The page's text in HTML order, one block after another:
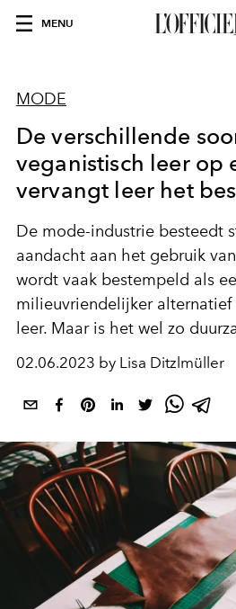
MENU
MODE
De verschillende
veganistisch leer op
vervangt leer het
De mode-industrie besteedt
aandacht aan het gebruik
wordt vaak bestempeld als
milieuvriendelijker alternatief
leer. Maar is het wel zo
02.06.2023 by Lisa Ditzlmüller